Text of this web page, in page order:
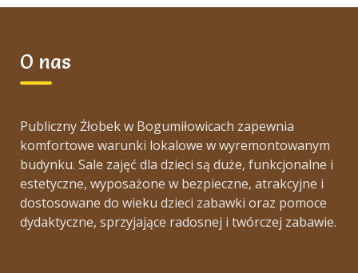
O nas
Publiczny Żłobek w Bogumiłowicach zapewnia
komfortowe warunki lokalowe w wyremontowanym
budynku. Sale zajęć dla dzieci są duże, funkcjonalne i
estetyczne, wyposażone w bezpieczne, atrakcyjne i
dostosowane do wieku dzieci zabawki oraz pomoce
dydaktyczne, sprzyjające radosnej i twórczej zabawie.